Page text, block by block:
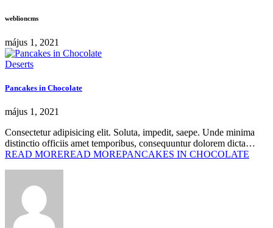
weblioncms
május 1, 2021
Deserts
Pancakes in Chocolate
május 1, 2021
Consectetur adipisicing elit. Soluta, impedit, saepe. Unde minima
distinctio officiis amet temporibus, consequuntur dolorem dicta…
READ MOREREAD MOREPANCAKES IN CHOCOLATE